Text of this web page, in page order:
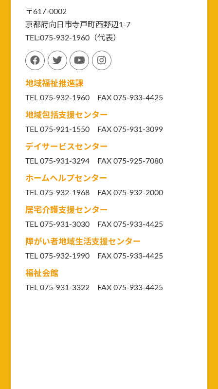
〒617-0002
京都府向日市寺戸町西野辺1-7
TEL:075-932-1960（代表）
地域福祉推進課
TEL 075-932-1960 FAX 075-933-4425
地域包括支援センター
TEL 075-921-1550 FAX 075-931-3099
デイサービスセンター
TEL 075-931-3294 FAX 075-925-7080
ホームヘルプセンター
TEL 075-932-1968 FAX 075-932-2000
居宅介護支援センター
TEL 075-931-3030 FAX 075-933-4425
障がい者地域生活支援センター
TEL 075-932-1990 FAX 075-933-4425
福祉会館
TEL 075-931-3322 FAX 075-933-4425